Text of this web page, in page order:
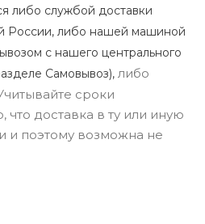
либо службой доставки
России, либо нашей машиной
с нашего центрального
Самовывоз), либо
сроки
что доставка в ту или иную
и поэтому возможна не